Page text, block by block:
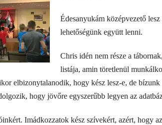
Édesanyukám középvezető
lehetőségünk együtt lenni.
Chris idén nem része a
listája, amin töretlenül
elbizonytalanodik, hogy kész lesz-e, de
hogy jövőre egyszerűbb legyen az
Imádkozzatok kész szívekért, azért, hogy